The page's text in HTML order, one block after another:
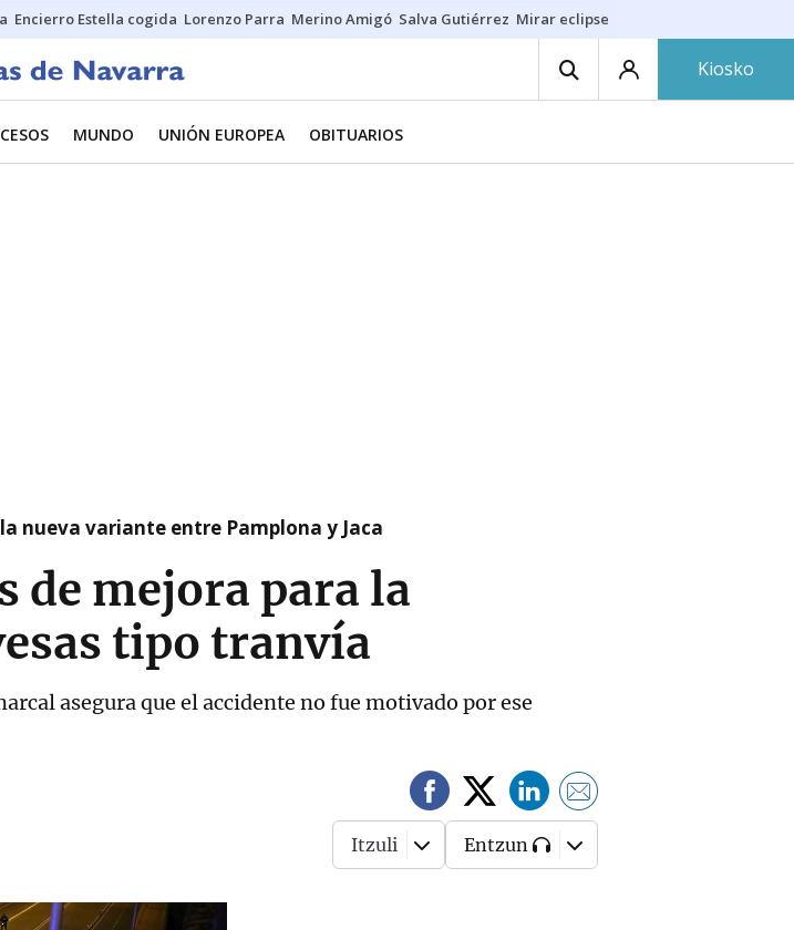
Encierro Estella cogida Lorenzo Parra Merino Amigó Salva Gutiérrez Mirar eclipse
Kiosko
MUNDO UNIÓN EUROPEA OBITUARIOS
nueva variante entre Pamplona y Jaca
de mejora para la
tipo tranvía
asegura que el accidente no fue motivado por ese
Itzuli Entzun